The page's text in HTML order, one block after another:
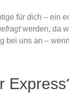
für dich – ein
werden, da
bei uns an –